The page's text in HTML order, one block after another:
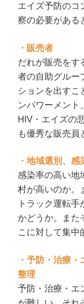
エイズ予防のコ
察の必要がある
・販売者
だれが販売をす
者の自助グルー
ションを出すこ
ンパワーメント
HIV・エイズの
も優秀な販売員
・地域選別、感
感染率の高い地
村が高いのか。
トラック運転
かどうか。また
こに対して集中
・予防・治療
整理
予防・治療・エ